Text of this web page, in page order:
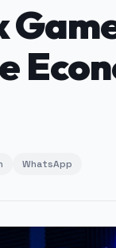
WhatsApp